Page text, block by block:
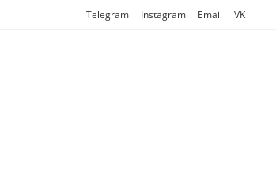
Telegram Instagram Email VK